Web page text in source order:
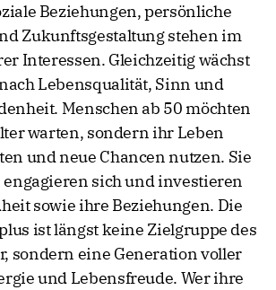
Beziehungen, persönliche
Zukunftsgestaltung stehen im
Interessen. Gleichzeitig wächst
Lebensqualität, Sinn und
Menschen ab 50 möchten
warten, sondern ihr Leben
und neue Chancen nutzen. Sie
sich und investieren
sowie ihre Beziehungen. Die
ist längst keine Zielgruppe des
sondern eine Generation voller
und Lebensfreude. Wer ihre